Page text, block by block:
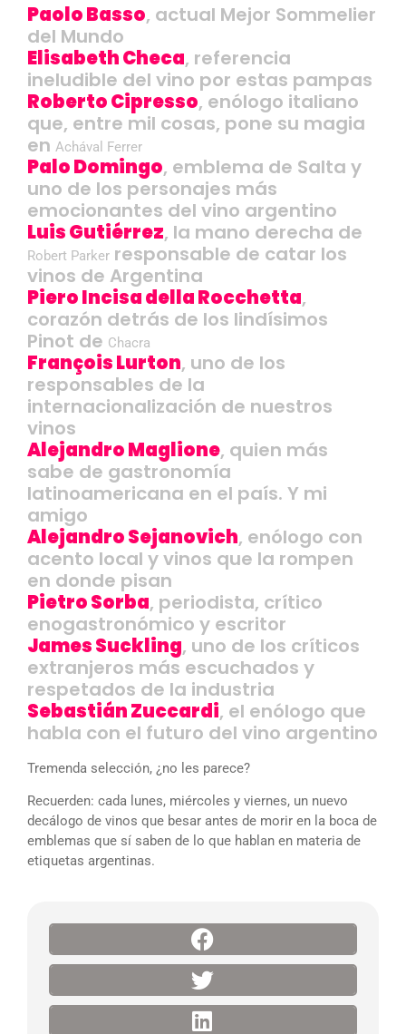
Paolo Basso, actual Mejor Sommelier
del Mundo
Elisabeth Checa, referencia
ineludible del vino por estas pampas
Roberto Cipresso, enólogo italiano
que, entre mil cosas, pone su magia
en Achával Ferrer
Palo Domingo, emblema de Salta y
uno de los personajes más
emocionantes del vino argentino
Luis Gutiérrez, la mano derecha de
Robert Parker responsable de catar los
vinos de Argentina
Piero Incisa della Rocchetta,
corazón detrás de los lindísimos
Pinot de Chacra
François Lurton, uno de los
responsables de la
internacionalización de nuestros
vinos
Alejandro Maglione, quien más
sabe de gastronomía
latinoamericana en el país. Y mi
amigo
Alejandro Sejanovich, enólogo con
acento local y vinos que la rompen
en donde pisan
Pietro Sorba, periodista, crítico
enogastronómico y escritor
James Suckling, uno de los críticos
extranjeros más escuchados y
respetados de la industria
Sebastián Zuccardi, el enólogo que
habla con el futuro del vino argentino
Tremenda selección, ¿no les parece?
Recuerden: cada lunes, miércoles y viernes, un nuevo
decálogo de vinos que besar antes de morir en la boca de
emblemas que sí saben de lo que hablan en materia de
etiquetas argentinas.